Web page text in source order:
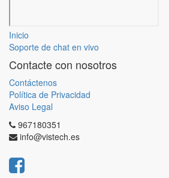
Inicio
Soporte de chat en vivo
Contacte con nosotros
Contáctenos
Política de Privacidad
Aviso Legal
967180351
info@vistech.es